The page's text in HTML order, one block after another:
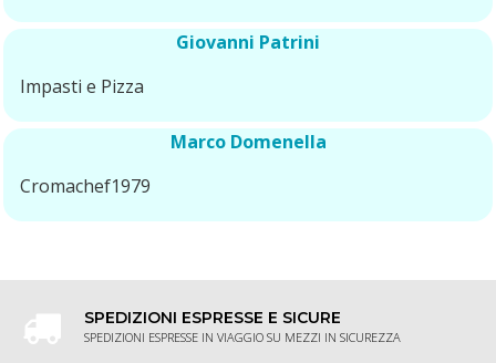
Giovanni Patrini
Impasti e Pizza
Marco Domenella
Cromachef1979
SPEDIZIONI ESPRESSE E SICURE
SPEDIZIONI ESPRESSE IN VIAGGIO SU MEZZI IN SICUREZZA